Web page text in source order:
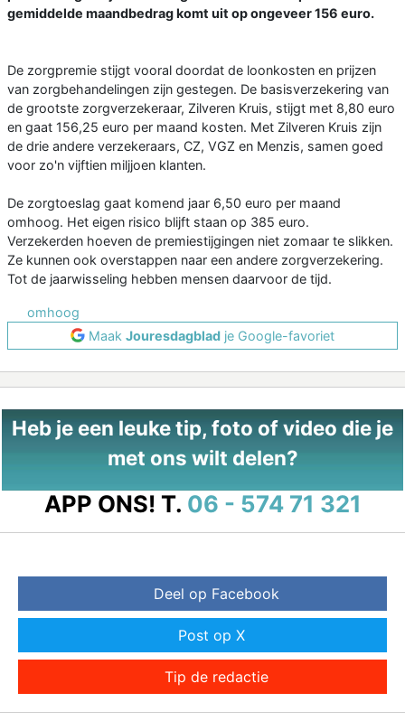
gemiddelde maandbedrag komt uit op ongeveer 156 euro.
De zorgpremie stijgt vooral doordat de loonkosten en prijzen
van zorgbehandelingen zijn gestegen. De basisverzekering van
de grootste zorgverzekeraar, Zilveren Kruis, stijgt met 8,80 euro
en gaat 156,25 euro per maand kosten. Met Zilveren Kruis zijn
de drie andere verzekeraars, CZ, VGZ en Menzis, samen goed
voor zo'n vijftien miljjoen klanten.
De zorgtoeslag gaat komend jaar 6,50 euro per maand
omhoog. Het eigen risico blijft staan op 385 euro.
Verzekerden hoeven de premiestijgingen niet zomaar te slikken.
Ze kunnen ook overstappen naar een andere zorgverzekering.
Tot de jaarwisseling hebben mensen daarvoor de tijd.
omhoog
Maak Jouresdagblad je Google-favoriet
Heb je een leuke tip, foto of video die je
met ons wilt delen?
APP ONS! T. 06 - 574 71 321
Deel op Facebook
Post op X
Tip de redactie